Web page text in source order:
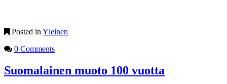
Posted in Yleinen
0 Comments
Suomalainen muoto 100 vuotta